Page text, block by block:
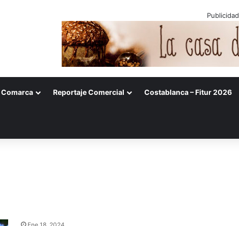
Publicidad
Comarca Reportaje Comercial Costablanca – Fitur 2026